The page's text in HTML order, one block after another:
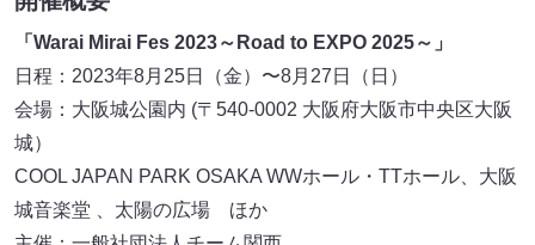
「Warai Mirai Fes 2023～Road to EXPO 2025～」
日程：2023年8月25日（金）〜8月27日（日）
会場：大阪城公園内 (〒540-0002 大阪府大阪市中央区大阪
城）
COOL JAPAN PARK OSAKA WWホール・TTホール、大阪
城音楽堂 、太陽の広場 ほか